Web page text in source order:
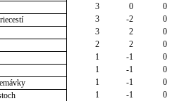
3 0
0
3 -2
0
3 2
0
2 2
0
1 -1
0
1 -1
0
1 -1
0
1 -1
0